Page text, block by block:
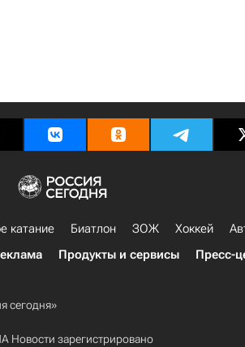
катание Биатлон ЗОЖ Хоккей
Продукты и сервисы Пресс-
сегодня»
Новости зарегистрировано